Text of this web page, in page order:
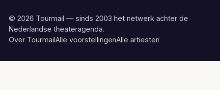
© 2026 Tourmail — sinds 2003 het netwerk achter de
Nederlandse theateragenda.
Over TourmailAlle voorstellingenAlle artiesten